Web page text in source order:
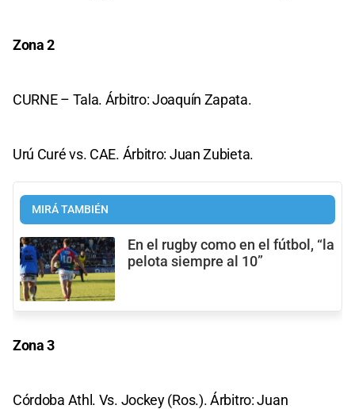
Zona 2
CURNE – Tala. Árbitro: Joaquín Zapata.
Urú Curé vs. CAE. Árbitro: Juan Zubieta.
MIRÁ TAMBIÉN
En el rugby como en el fútbol, “la
pelota siempre al 10”
Zona 3
Córdoba Athl. Vs. Jockey (Ros.). Árbitro: Juan